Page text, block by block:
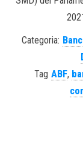
Categoria:
Tag ABF,